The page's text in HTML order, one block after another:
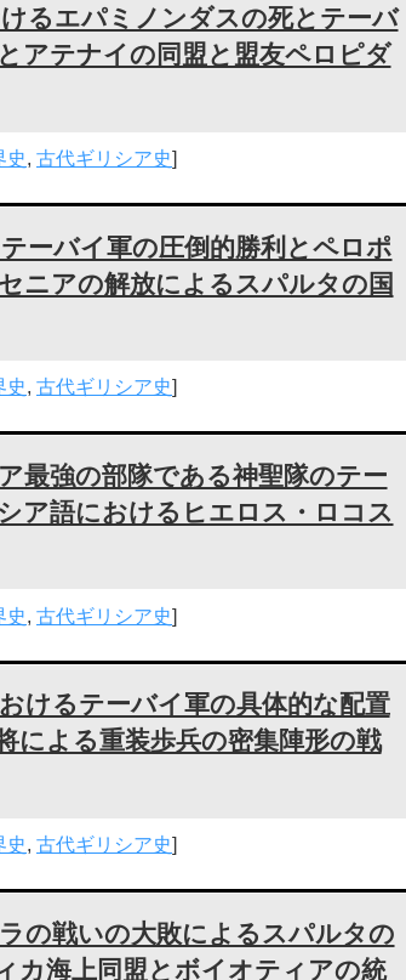
るエパミノンダスの死とテーバ
アテナイの同盟と盟友ペロピダ
史, 古代ギリシア史]
ーバイ軍の圧倒的勝利とペロポ
ニアの解放によるスパルタの国
史, 古代ギリシア史]
最強の部隊である神聖隊のテー
ア語におけるヒエロス・ロコス
史, 古代ギリシア史]
けるテーバイ軍の具体的な配置
による重装歩兵の密集陣形の戦
史, 古代ギリシア史]
の戦いの大敗によるスパルタの
カ海上同盟とボイオティアの統